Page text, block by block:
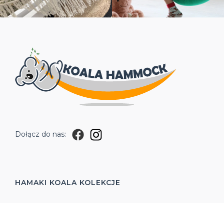
Dołącz do nas:
HAMAKI KOALA KOLEKCJE